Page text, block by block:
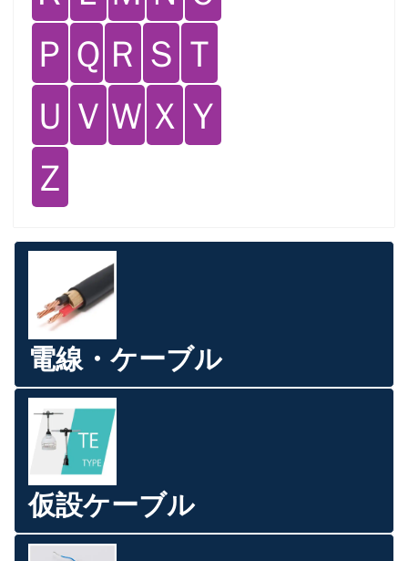
Ｐ Ｑ Ｒ Ｓ Ｔ
Ｕ Ｖ Ｗ Ｘ Ｙ
Ｚ
電線・ケーブル
仮設ケーブル